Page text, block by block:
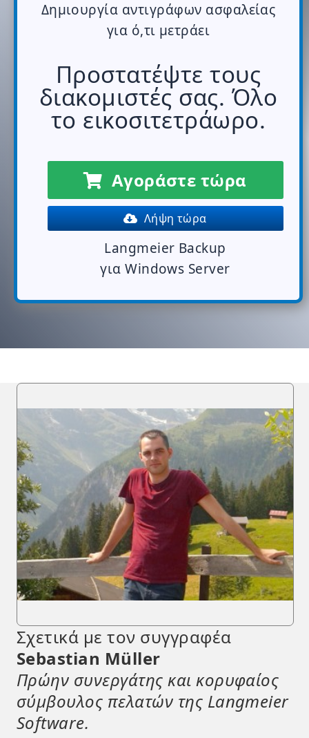
Δημιουργία αντιγράφων ασφαλείας
για ό,τι μετράει
Προστατέψτε τους
διακομιστές σας. Όλο
το εικοσιτετράωρο.
Αγοράστε τώρα
Λήψη τώρα
Langmeier Backup
για Windows Server
Σχετικά με τον συγγραφέα
Sebastian Müller
Πρώην συνεργάτης και κορυφαίος
σύμβουλος πελατών της Langmeier
Software.